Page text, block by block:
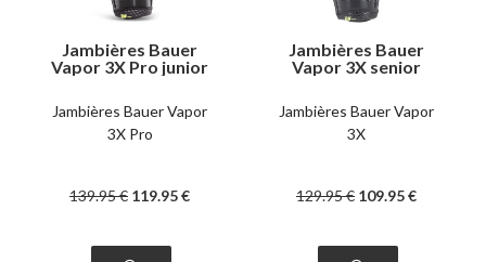
Jambières Bauer
Vapor 3X Pro junior
Jambières Bauer Vapor
3X Pro
139.95€ 119.95€
Jambières Bauer
Vapor 3X senior
Jambières Bauer Vapor
3X
129.95€ 109.95€